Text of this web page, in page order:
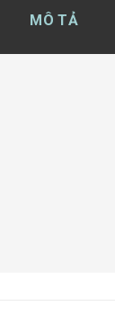
MÔ TẢ